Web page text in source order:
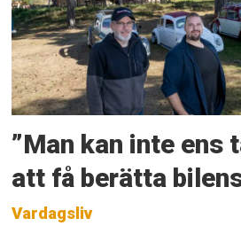
”Man kan inte ens
att få berätta
Vardagsliv